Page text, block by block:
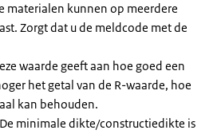
materialen kunnen op meerdere
Zorgt dat u de meldcode met de
waarde geeft aan hoe goed een
het getal van de R-waarde, hoe
kan behouden.
minimale dikte/constructiedikte is